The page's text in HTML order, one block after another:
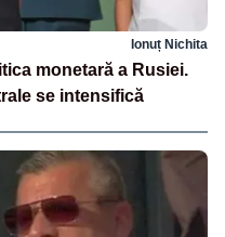
Ionuț Nichita
monetară a Rusiei.
se intensifică